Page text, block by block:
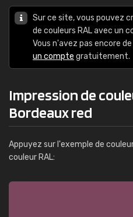
Sur ce site, vous pouvez
de couleurs RAL avec un
Vous n'avez pas encore
un compte gratuitement.
Impression de
Bordeaux red
Appuyez sur l'exemple de
couleur RAL: